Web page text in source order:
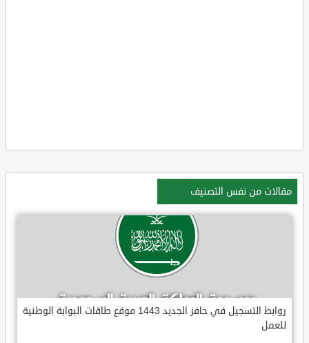
مقالات من نفس التصنيف
روابط التسجيل في حافز الجديد 1443 موقع طاقات البوابة الوطنية
للعمل